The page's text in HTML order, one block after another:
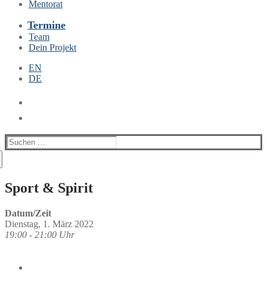
Mentorat
Termine
Team
Dein Projekt
EN
DE
Suchen
nach:
Sport & Spirit
Datum/Zeit
Dienstag, 1. März 2022
19:00 - 21:00 Uhr